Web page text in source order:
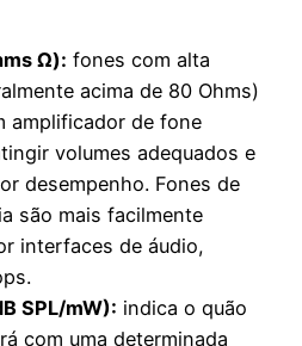
Ω): fones com alta
acima de 80 Ohms)
amplificador de fone
volumes adequados e
desempenho. Fones de
são mais facilmente
interfaces de áudio,
SPL/mW): indica o quão
com uma determinada